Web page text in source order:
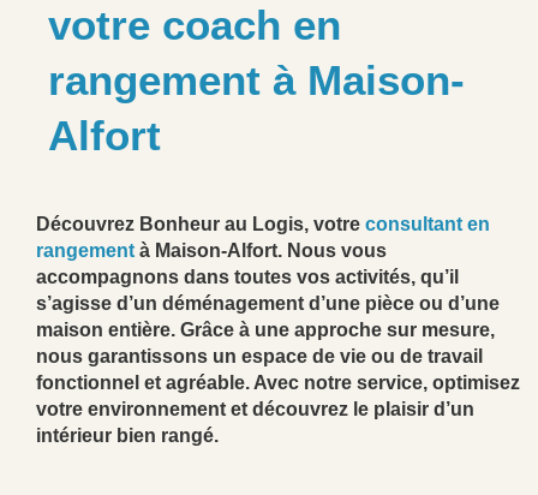
votre coach en
rangement à Maison-
Alfort
Découvrez Bonheur au Logis, votre consultant en
rangement à Maison-Alfort. Nous vous
accompagnons dans toutes vos activités, qu’il
s’agisse d’un déménagement d’une pièce ou d’une
maison entière. Grâce à une approche sur mesure,
nous garantissons un espace de vie ou de travail
fonctionnel et agréable. Avec notre service, optimisez
votre environnement et découvrez le plaisir d’un
intérieur bien rangé.